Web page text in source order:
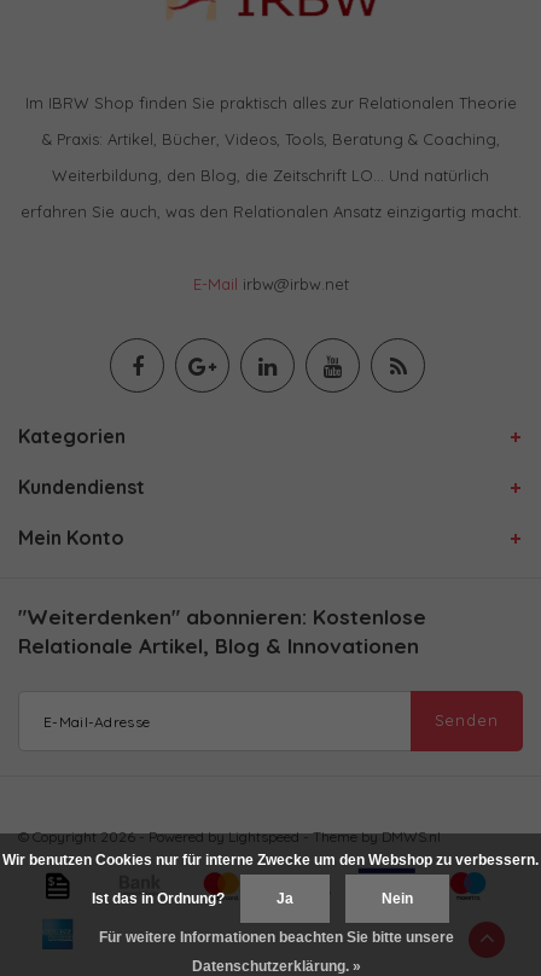
Im IBRW Shop finden Sie praktisch alles zur Relationalen Theorie
& Praxis: Artikel, Bücher, Videos, Tools, Beratung & Coaching,
Weiterbildung, den Blog, die Zeitschrift LO… Und natürlich
erfahren Sie auch, was den Relationalen Ansatz einzigartig macht.
E-Mail irbw@irbw.net
Kategorien
Kundendienst
Mein Konto
"Weiterdenken" abonnieren: Kostenlose
Relationale Artikel, Blog & Innovationen
Senden
© Copyright 2026 - Powered byLightspeed- Theme byDMWS.nl
Wir benutzen Cookies nur für interne Zwecke um den Webshop zu verbessern.
Ist das in Ordnung? Ja Nein
Für weitere Informationen beachten Sie bitte unsere
Datenschutzerklärung. »